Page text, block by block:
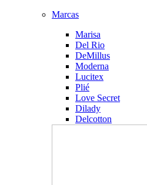
Marcas
Marisa
Del Rio
DeMillus
Moderna
Lucitex
Plié
Love Secret
Dilady
Delcotton